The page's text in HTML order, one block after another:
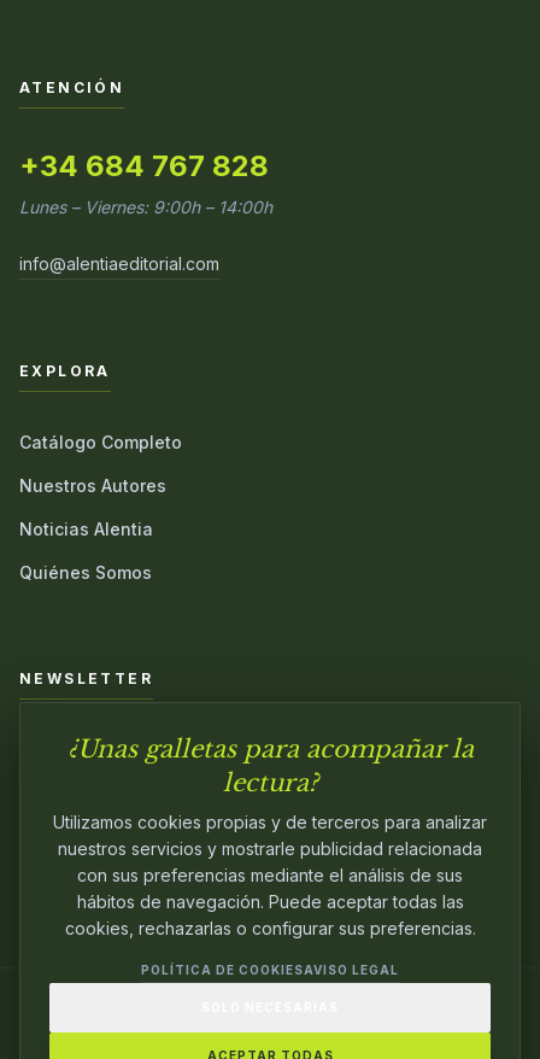
ATENCIÓN
+34 684 767 828
Lunes – Viernes: 9:00h – 14:00h
info@alentiaeditorial.com
EXPLORA
Catálogo Completo
Nuestros Autores
Noticias Alentia
Quiénes Somos
NEWSLETTER
Únete a nuestra comunidad y sé el primero en conocer las
PASIÓN.
¿Unas galletas para acompañar la
lectura?
Utilizamos cookies propias y de terceros para analizar
nuestros servicios y mostrarle publicidad relacionada
con sus preferencias mediante el análisis de sus
hábitos de navegación. Puede aceptar todas las
cookies, rechazarlas o configurar sus preferencias.
POLÍTICA DE COOKIESAVISO LEGAL
ACEPTAR TODAS